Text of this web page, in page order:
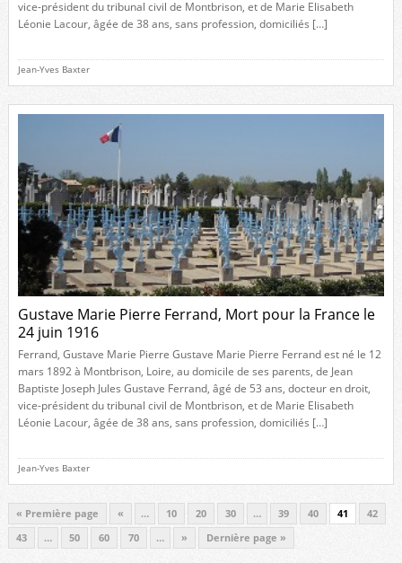
vice-président du tribunal civil de Montbrison, et de Marie Elisabeth
Léonie Lacour, âgée de 38 ans, sans profession, domiciliés […]
Jean-Yves Baxter
Gustave Marie Pierre Ferrand, Mort pour la France le
24 juin 1916
Ferrand, Gustave Marie Pierre Gustave Marie Pierre Ferrand est né le 12
mars 1892 à Montbrison, Loire, au domicile de ses parents, de Jean
Baptiste Joseph Jules Gustave Ferrand, âgé de 53 ans, docteur en droit,
vice-président du tribunal civil de Montbrison, et de Marie Elisabeth
Léonie Lacour, âgée de 38 ans, sans profession, domiciliés […]
Jean-Yves Baxter
« Première page « … 10 20 30 … 39 40 41
42
43
… 50 60 70 … » Dernière page »